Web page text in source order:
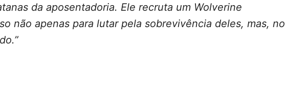
da aposentadoria. Ele recruta um Wolverine
não apenas para lutar pela sobrevivência deles, mas, no